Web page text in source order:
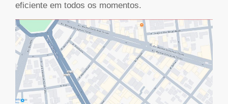
eficiente em todos os momentos.